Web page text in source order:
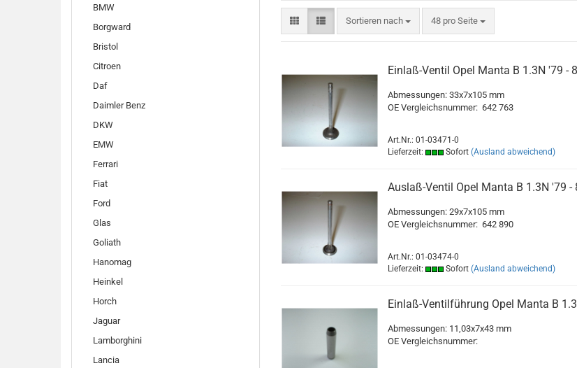
Sortieren nach
Sortieren nach 48 pro Seite
pro Seite
Einlaß-Ventil Opel Manta B 1.3N '79 -
Abmessungen: 33x7x105 mm
OE Vergleichsnummer: 642 763
Art.Nr.: 01-03471-0
Lieferzeit:
Sofort (Ausland abweichend)
Auslaß-Ventil Opel Manta B 1.3N '79 -
Abmessungen: 29x7x105 mm
OE Vergleichsnummer: 642 890
Art.Nr.: 01-03474-0
Lieferzeit:
Sofort (Ausland abweichend)
Einlaß-Ventilführung Opel Manta B
Abmessungen: 11,03x7x43 mm
OE Vergleichsnummer:
BMW
Borgward
Bristol
Citroen
Daf
Daimler Benz
DKW
EMW
Ferrari
Fiat
Ford
Glas
Goliath
Hanomag
Heinkel
Horch
Jaguar
Lamborghini
Lancia